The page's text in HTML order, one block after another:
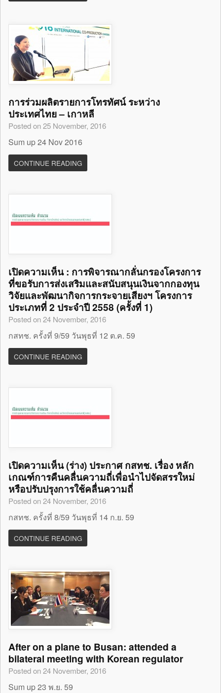
การร่วมผลิตรายการโทรทัศน์ ระหว่าง
ประเทศไทย – เกาหลี
Posted on 25 November, 2016
Sum up 24 Nov 2016
CONTINUE READING
เปิดความเห็น : การพิจารณากลั่นกรองโครงการ
ที่ขอรับการส่งเสริมและสนับสนุนเงินจากกองทุน
วิจัยและพัฒนากิจการกระจายเสียงฯ โครงการ
ประเภทที่ 2 ประจำปี 2558 (ครั้งที่ 1)
Posted on 24 November, 2016
กสทช. ครั้งที่ 9/59 วันพุธที่ 12 ต.ค. 59
CONTINUE READING
เปิดความเห็น (ร่าง) ประกาศ กสทช. เรื่อง หลัก
เกณฑ์การคืนคลื่นความถี่เพื่อนำไปจัดสรรใหม่
หรือปรับปรุงการใช้คลื่นความถี่
Posted on 24 November, 2016
กสทช. ครั้งที่ 8/59 วันพุธที่ 14 ก.ย. 59
CONTINUE READING
After on a plane to Busan: attended a
bilateral meeting with Korean regulator
Posted on 24 November, 2016
Sum up 23 พ.ย. 59